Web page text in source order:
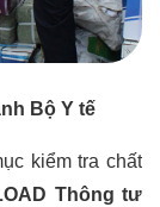
Bộ Y tế
kiểm tra chất
Thông tư